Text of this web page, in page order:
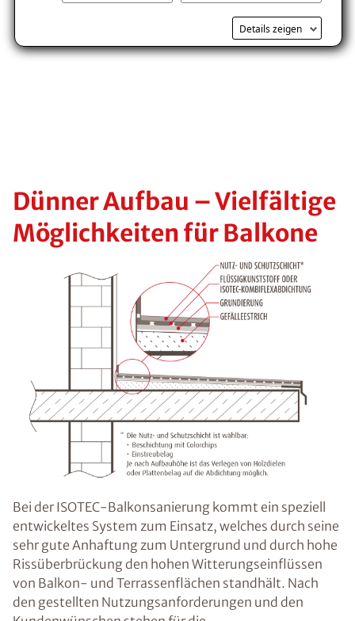
Details zeigen
Dünner Aufbau – Vielfältige
Möglichkeiten für Balkone
Bei der ISOTEC-Balkonsanierung kommt ein speziell
entwickeltes System zum Einsatz, welches durch seine
sehr gute Anhaftung zum Untergrund und durch hohe
Rissüberbrückung den hohen Witterungseinflüssen
von Balkon- und Terrassenflächen standhält. Nach
den gestellten Nutzungsanforderungen und den
Kostenlosen Ratgeber anfordern
Voraussetzung für den Erhalt des kostenfreien